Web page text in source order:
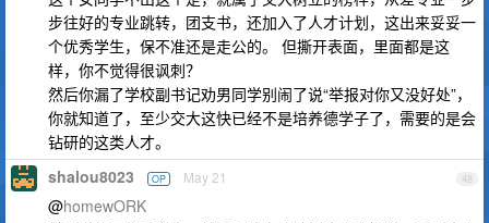
步往好的专业跳转，团支书，还加入了人才计划，这出来妥妥一
个优秀学生，保不准还是走公的。 但撕开表面，里面都是这
样，你不觉得很讽刺？
然后你漏了学校副书记劝男同学别闹了说“举报对你又没好处”，
你就知道了，至少交大这快已经不是培养德学子了，需要的是会
钻研的这类人才。
48
shalou8023 OP May 21
@homewORK